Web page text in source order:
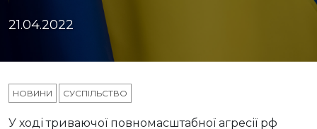
21.04.2022
НОВИНИ СУСПІЛЬСТВО
У ході триваючої повномасштабної агресії рф